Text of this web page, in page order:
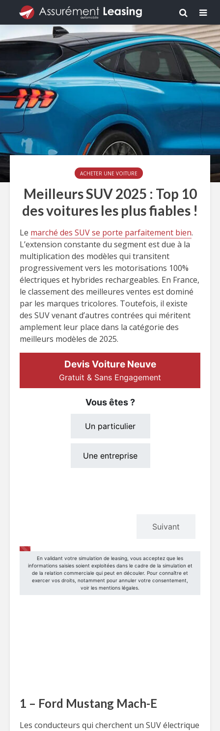
ACHETER UNE VOITURE
Meilleurs SUV 2025 : Top 10
des voitures les plus fiables !
Le marché des SUV se porte parfaitement bien.
L’extension constante du segment est due à la
multiplication des modèles qui transitent
progressivement vers les motorisations 100%
électriques et hybrides rechargeables. En France,
le classement des meilleures ventes est dominé
par les marques tricolores. Toutefois, il existe
des SUV venant d’autres contrées qui méritent
amplement leur place dans la catégorie des
meilleurs modèles de 2025.
1 – Ford Mustang Mach-E
Les conducteurs qui cherchent un SUV électrique